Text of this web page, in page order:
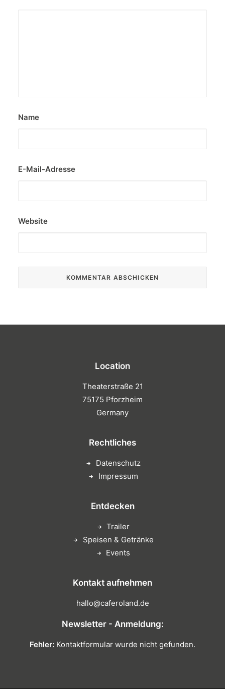
Name
E-Mail-Adresse
Website
Location
Theaterstraße 21
75175 Pforzheim
Germany
Rechtliches
Datenschutz
Impressum
Entdecken
Trailer
Speisen & Getränke
Events
Kontakt aufnehmen
hallo@caferoland.de
Newsletter - Anmeldung:
Fehler: Kontaktformular wurde nicht gefunden.